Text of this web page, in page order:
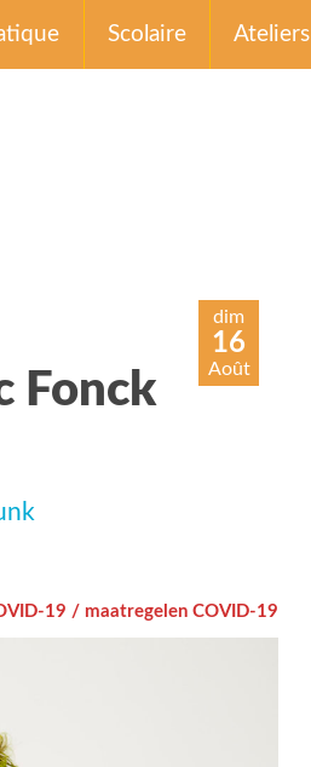
Scolaire Ateliers
Fonck
dim
16
Août
19 / maatregelen COVID-19